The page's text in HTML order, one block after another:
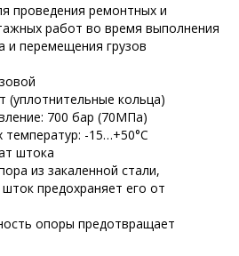
проведения ремонтных и
работ во время выполнения
и перемещения грузов
(уплотнительные кольца)
700 бар (70МПа)
температур: -15…+50°С
штока
из закаленной стали,
предохраняет его от
опоры предотвращает